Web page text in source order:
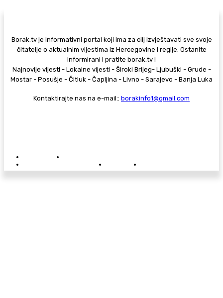
Borak.tv je informativni portal koji ima za cilj izvještavati sve svoje
čitatelje o aktualnim vijestima iz Hercegovine i regije. Ostanite
informirani i pratite borak.tv !
Najnovije vijesti - Lokalne vijesti - Široki Brijeg- Ljubuški - Grude -
Mostar - Posušje - Čitluk - Čapljina - Livno - Sarajevo - Banja Luka
Kontaktirajte nas na e-mail:: borakinfo1@gmail.com